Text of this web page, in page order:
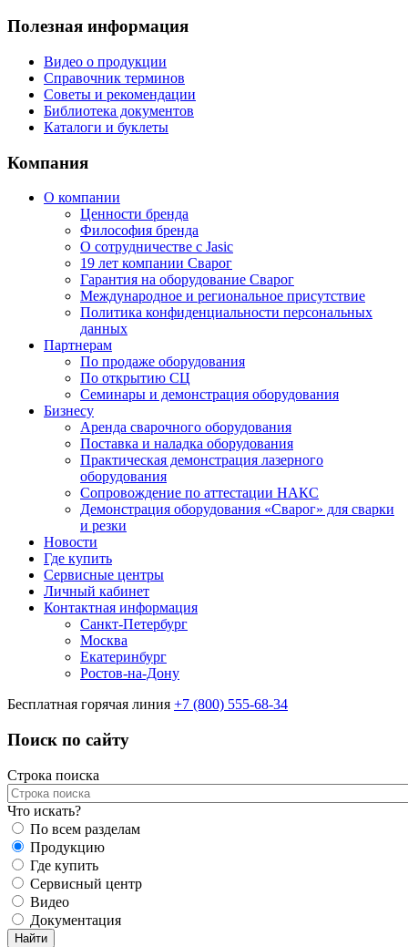
Полезная информация
Видео о продукции
Справочник терминов
Советы и рекомендации
Библиотека документов
Каталоги и буклеты
Компания
О компании
Ценности бренда
Философия бренда
О сотрудничестве с Jasic
19 лет компании Сварог
Гарантия на оборудование Сварог
Международное и региональное присутствие
Политика конфиденциальности персональных
данных
Партнерам
По продаже оборудования
По открытию СЦ
Семинары и демонстрация оборудования
Бизнесу
Аренда сварочного оборудования
Поставка и наладка оборудования
Практическая демонстрация лазерного
оборудования
Сопровождение по аттестации НАКС
Демонстрация оборудования «Сварог» для сварки
и резки
Новости
Где купить
Сервисные центры
Личный кабинет
Контактная информация
Санкт-Петербург
Москва
Екатеринбург
Ростов-на-Дону
Бесплатная горячая линия +7 (800) 555-68-34
Поиск по сайту
Строка поиска
Что искать?
По всем разделам
Продукцию
Где купить
Сервисный центр
Видео
Документация